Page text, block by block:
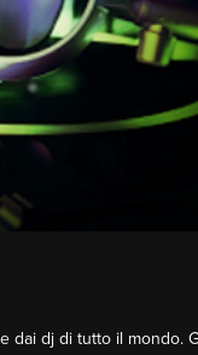
dai dj di tutto il mondo.